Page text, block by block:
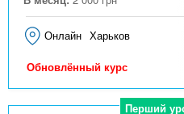
Онлайн Харьков
Обновлённый курс
Перший